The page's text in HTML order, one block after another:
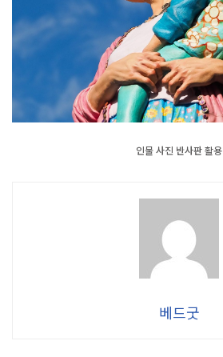
인물 사진 반사판 활용
베드굿